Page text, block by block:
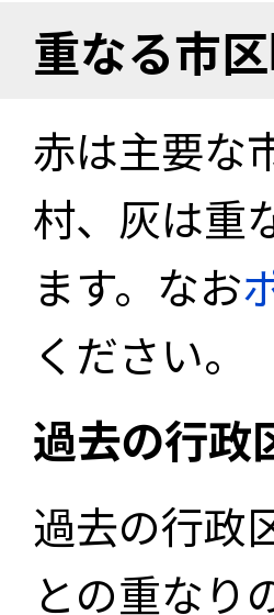
重なる市
赤は主要な
村、灰は重
ます。なお
ください。
過去の行政
過去の行政
との重なり